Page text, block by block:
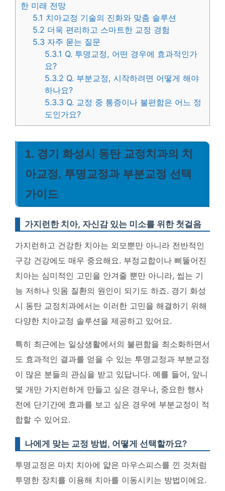
한 미래 전망
5.1 치아교정 기술의 진화와 맞춤 솔루션
5.2 더욱 편리하고 스마트한 교정 경험
5.3 자주 묻는 질문
5.3.1 Q. 투명교정, 어떤 경우에 효과적인가
요?
5.3.2 Q. 부분교정, 시작하려면 어떻게 해야
하나요?
5.3.3 Q. 교정 중 통증이나 불편함은 어느 정
도인가요?
1. 경기 화성시 동탄 교정치과의 치
아교정, 투명교정과 부분교정 선택
가이드
가지런한 치아, 자신감 있는 미소를 위한 첫걸음
가지런하고 건강한 치아는 외모뿐만 아니라 전반적인
구강 건강에도 매우 중요해요. 부정교합이나 삐뚤어진
치아는 심미적인 고민을 안겨줄 뿐만 아니라, 씹는 기
능 저하나 잇몸 질환의 원인이 되기도 하죠. 경기 화성
시 동탄 교정치과에서는 이러한 고민을 해결하기 위해
다양한 치아교정 솔루션을 제공하고 있어요.
특히 최근에는 일상생활에서의 불편함을 최소화하면서
도 효과적인 결과를 얻을 수 있는 투명교정과 부분교정
이 많은 분들의 관심을 받고 있답니다. 예를 들어, 앞니
몇 개만 가지런하게 만들고 싶은 경우나, 중요한 행사
전에 단기간에 효과를 보고 싶은 경우에 부분교정이 적
합할 수 있어요.
나에게 맞는 교정 방법, 어떻게 선택할까요?
투명교정은 마치 치아에 얇은 마우스피스를 낀 것처럼
투명한 장치를 이용해 치아를 이동시키는 방법이에요.